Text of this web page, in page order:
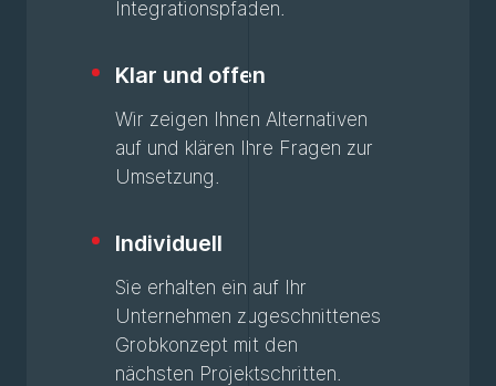
Integrationspfaden.
Klar und offen
Wir zeigen Ihnen Alternativen
auf und klären Ihre Fragen zur
Umsetzung.
Individuell
Sie erhalten ein auf Ihr
Unternehmen zugeschnittenes
Grobkonzept mit den
nächsten Projektschritten.